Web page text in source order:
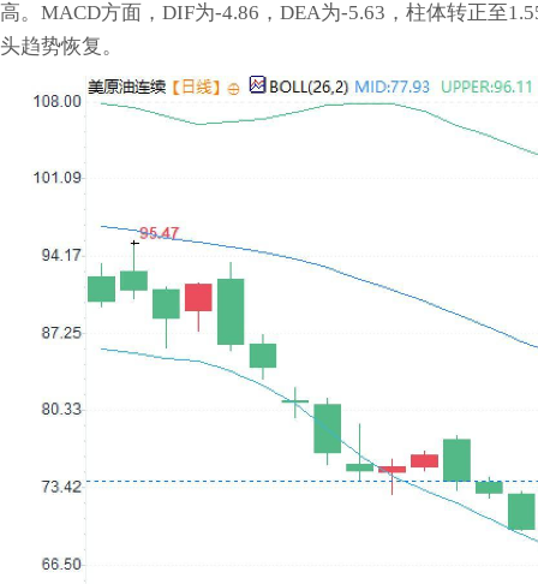
高。MACD方面，DIF为-4.86，DEA为-5.63，柱体转正至
头趋势恢复。